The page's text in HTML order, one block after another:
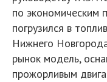
по экономическим
погрузился в
Нижнего
рынок модель,
прожорливым